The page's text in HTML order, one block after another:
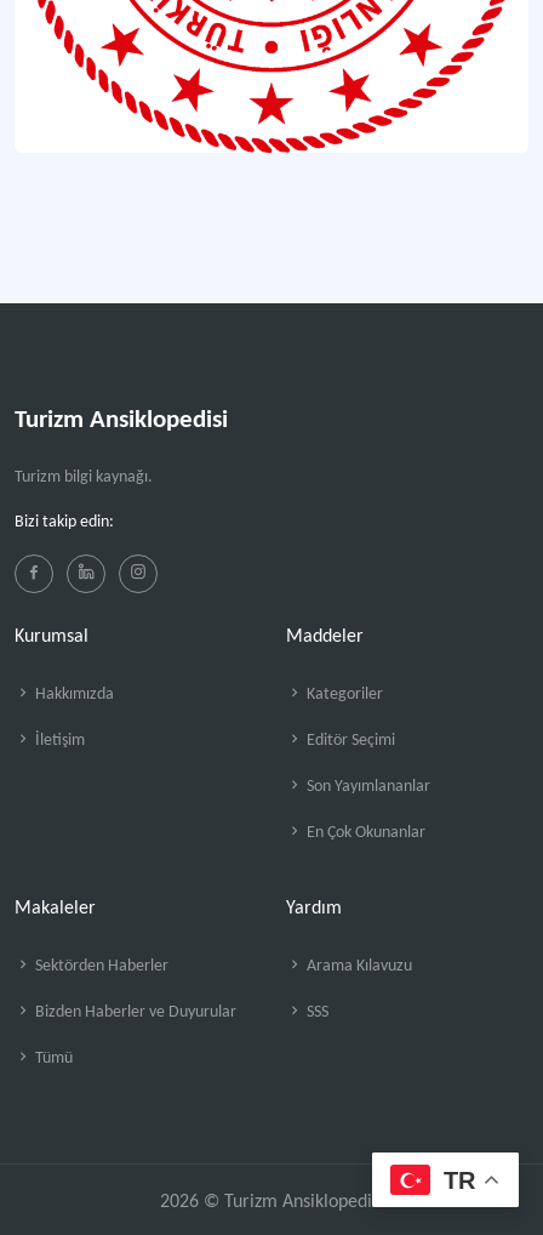
Turizm Ansiklopedisi
Turizm bilgi kaynağı.
Bizi takip edin:
Kurumsal
Hakkımızda
İletişim
Maddeler
Kategoriler
Editör Seçimi
Son Yayımlananlar
En Çok Okunanlar
Makaleler
Sektörden Haberler
Bizden Haberler ve Duyurular
Tümü
Yardım
Arama Kılavuzu
SSS
2026 © Turizm Ansiklopedisi
TR